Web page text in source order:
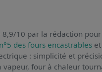
8,9/10 par la rédaction
n°5 des fours encastrables et
: simplicité et
vapeur, four à chaleur